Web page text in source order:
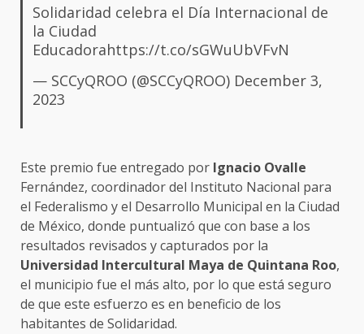
Solidaridad celebra el Día Internacional de
la Ciudad
Educadorahttps://t.co/sGWuUbVFvN
— SCCyQROO (@SCCyQROO) December 3,
2023
Este premio fue entregado por Ignacio Ovalle
Fernández, coordinador del Instituto Nacional para
el Federalismo y el Desarrollo Municipal en la Ciudad
de México, donde puntualizó que con base a los
resultados revisados y capturados por la
Universidad Intercultural Maya de Quintana Roo,
el municipio fue el más alto, por lo que está seguro
de que este esfuerzo es en beneficio de los
habitantes de Solidaridad.